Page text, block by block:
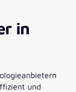
in
und